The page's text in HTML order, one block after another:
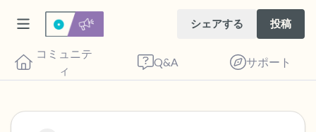
シェアする 投稿
コミュニテ
ィ
Q&A サポート